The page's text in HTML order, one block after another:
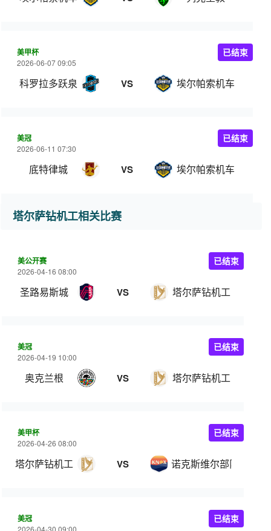
美甲杯
2026-06-07 09:05
科罗拉多跃泉 VS 埃尔帕索机车
已结束
美冠
2026-06-11 07:30
底特律城 VS 埃尔帕索机车
已结束
塔尔萨钻机工相关比赛
美公开赛
2026-04-16 08:00
圣路易斯城 VS 塔尔萨钻机工
已结束
美冠
2026-04-19 10:00
奥克兰根 VS 塔尔萨钻机工
已结束
美甲杯
2026-04-26 08:00
塔尔萨钻机工 VS 诺克斯维尔部队
已结束
美冠
2026-04-30 09:00
已结束